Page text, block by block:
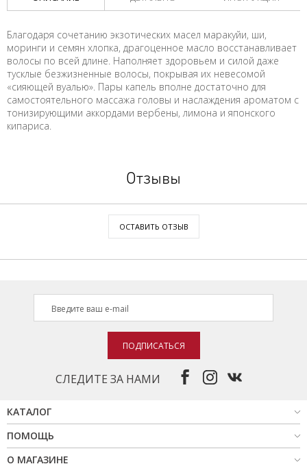
Благодаря сочетанию экзотических масел маракуйи, ши,
моринги и семян хлопка, драгоценное масло восстанавливает
волосы по всей длине. Наполняет здоровьем и силой даже
тусклые безжизненные волосы, покрывая их невесомой
«сияющей вуалью». Пары капель вполне достаточно для
самостоятельного массажа головы и наслаждения ароматом с
тонизирующими аккордами вербены, лимона и японского
кипариса.
Отзывы
ОСТАВИТЬ ОТЗЫВ
СЛЕДИТЕ ЗА НАМИ
ПОДПИСАТЬСЯ
КАТАЛОГ
ПОМОЩЬ
О МАГАЗИНЕ